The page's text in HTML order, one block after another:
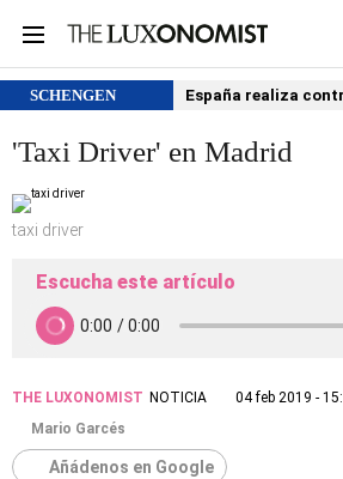
SCHENGEN España realiza
'Taxi Driver' en Madrid
taxi driver
Escucha este artículo
THE LUXONOMIST NOTICIA
04 feb 2019 -
Mario Garcés
Añádenos en Google